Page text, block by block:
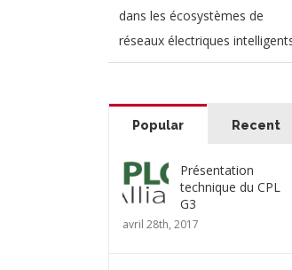
dans les écosystèmes de
réseaux électriques
Popular Recent
Présentation
technique du CPL
G3
avril 28th, 2017